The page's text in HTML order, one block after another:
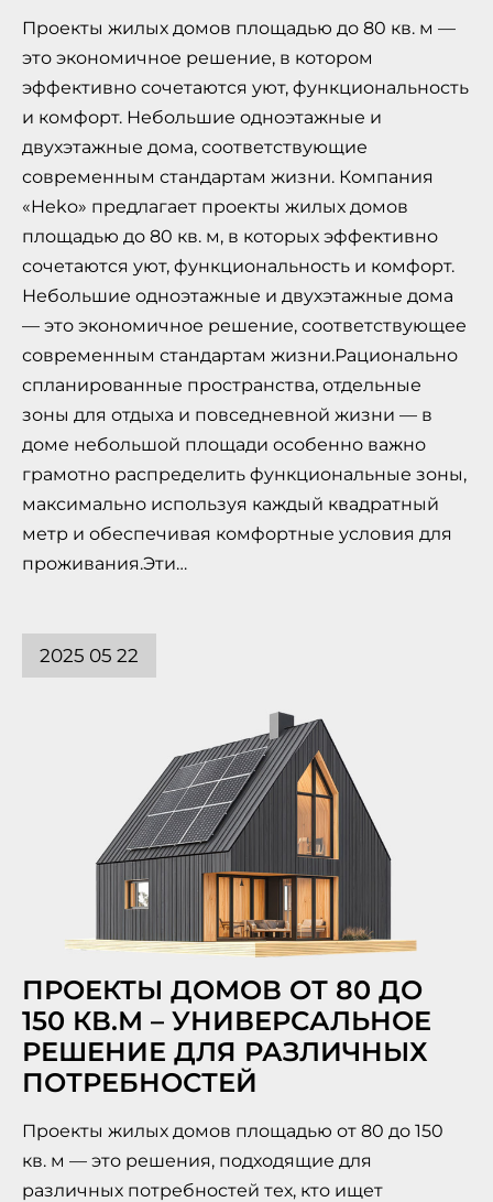
Проекты жилых домов площадью до 80 кв. м —
это экономичное решение, в котором
эффективно сочетаются уют, функциональность
и комфорт. Небольшие одноэтажные и
двухэтажные дома, соответствующие
современным стандартам жизни. Компания
«Heko» предлагает проекты жилых домов
площадью до 80 кв. м, в которых эффективно
сочетаются уют, функциональность и комфорт.
Небольшие одноэтажные и двухэтажные дома
— это экономичное решение, соответствующее
современным стандартам жизни.Рационально
спланированные пространства, отдельные
зоны для отдыха и повседневной жизни — в
доме небольшой площади особенно важно
грамотно распределить функциональные зоны,
максимально используя каждый квадратный
метр и обеспечивая комфортные условия для
проживания.Эти…
2025 05 22
ПРОЕКТЫ ДОМОВ ОТ 80 ДО
150 КВ.М – УНИВЕРСАЛЬНОЕ
РЕШЕНИЕ ДЛЯ РАЗЛИЧНЫХ
ПОТРЕБНОСТЕЙ
Проекты жилых домов площадью от 80 до 150
кв. м — это решения, подходящие для
различных потребностей тех, кто ищет